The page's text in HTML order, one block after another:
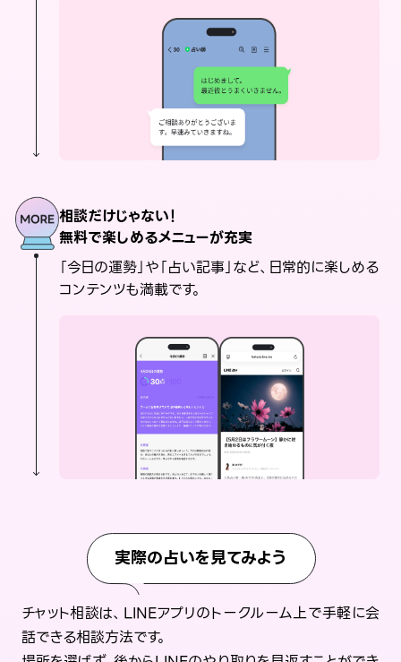
相談だけじゃない！
無料で楽しめるメニューが充実
「今日の運勢」や「占い記事」など、日常的に楽しめる
コンテンツも満載です。
実際の占いを見てみよう
チャット相談は、LINEアプリのトークルーム上で手軽に会
話できる相談方法です。